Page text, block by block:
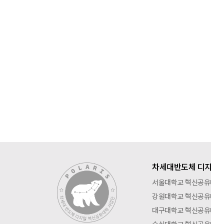
차세대반도체 디
서울대학교 혁신공
강원대학교 혁신공
대구대학교 혁신공